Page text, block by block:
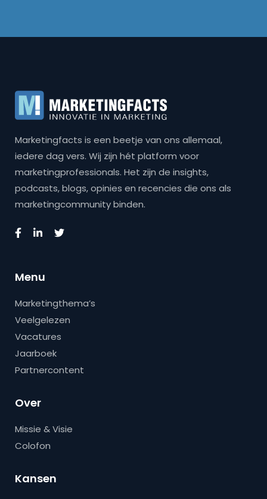
Marketingfacts is een beetje van ons allemaal,
iedere dag vers. Wij zijn hét platform voor
marketingprofessionals. Het zijn de insights,
podcasts, blogs, opinies en recencies die ons als
marketingcommunity binden.
Menu
Marketingthema’s
Veelgelezen
Vacatures
Jaarboek
Partnercontent
Over
Missie & Visie
Colofon
Kansen